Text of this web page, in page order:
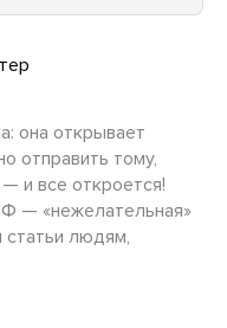
она открывает
отправить тому,
и все откроется!
— «нежелательная»
статьи людям,